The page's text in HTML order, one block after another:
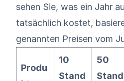
sehen Sie, was ein Jahr
tatsächlich kostet,
genannten Preisen vom
Produ
10
Stand
50
Stand